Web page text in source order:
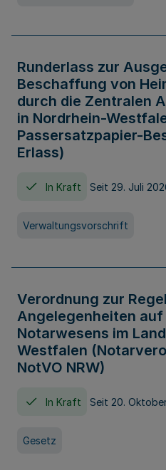
Runderlass zur
Beschaffung von
durch die Zentralen
in Nordrhein-
Passersatzpapier-
Erlass)
In Kraft Seit 29. Juli
Verwaltungsvorschrift
Verordnung zur
Angelegenheiten auf
Notarwesens im
Westfalen
NotVO NRW)
In Kraft Seit 20.
Gesetz